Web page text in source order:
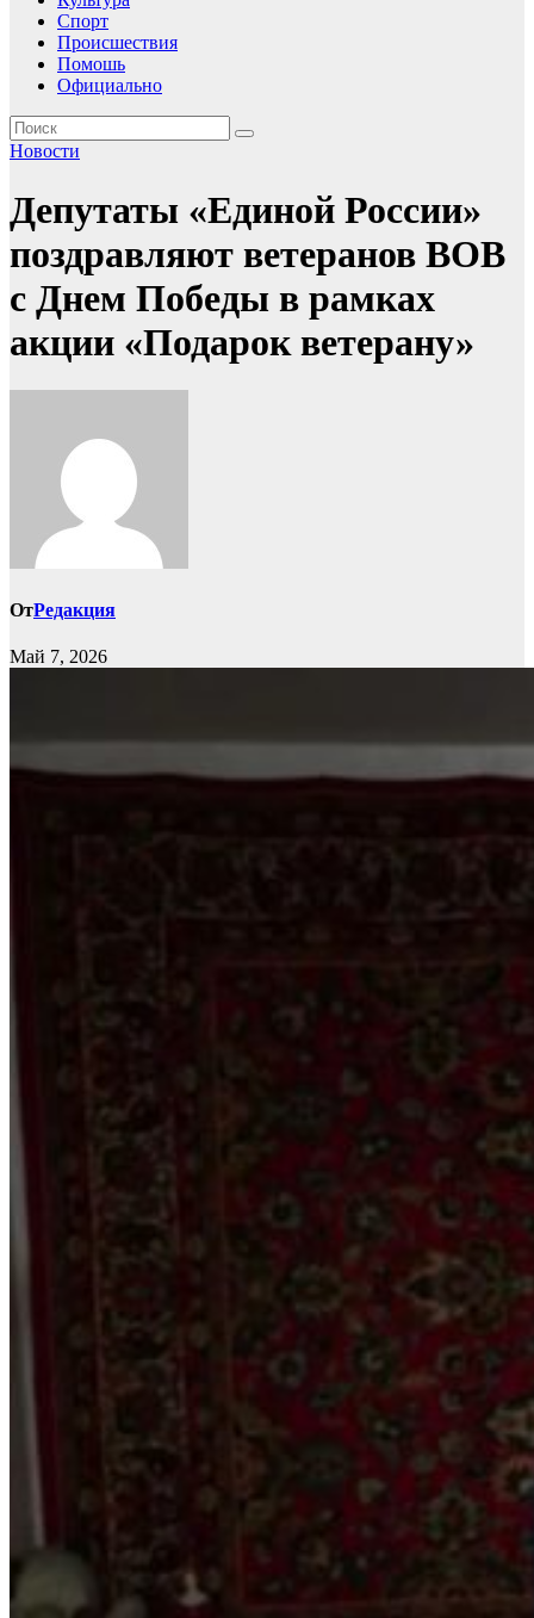
Спорт
Происшествия
Помошь
Официально
Новости
Депутаты «Единой России»
поздравляют ветеранов ВОВ
с Днем Победы в рамках
акции «Подарок ветерану»
ОтРедакция
Май 7, 2026